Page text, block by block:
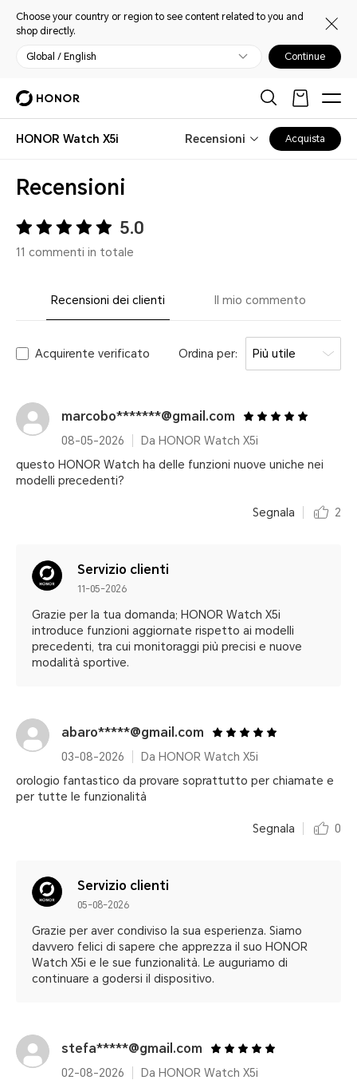
Choose your country or region to see content related to you and
shop directly.
Global / English Continue
HONOR Watch X5i Recensioni Acquista
Recensioni
5.0
11 commenti in totale
Recensioni dei clienti Il mio commento
Acquirente verificato Ordina per: Più utile
marcobo*******@gmail.com
08-05-2026
Da HONOR Watch X5i
questo HONOR Watch ha delle funzioni nuove uniche nei
modelli precedenti?
Segnala 2
Servizio clienti
11-05-2026
Grazie per la tua domanda; HONOR Watch X5i
introduce funzioni aggiornate rispetto ai modelli
precedenti, tra cui monitoraggi più precisi e nuove
modalità sportive.
abaro*****@gmail.com
03-08-2026
Da HONOR Watch X5i
orologio fantastico da provare soprattutto per chiamate e
per tutte le funzionalità
Segnala 0
Servizio clienti
05-08-2026
Grazie per aver condiviso la sua esperienza. Siamo
davvero felici di sapere che apprezza il suo HONOR
Watch X5i e le sue funzionalità. Le auguriamo di
continuare a godersi il dispositivo.
stefa*****@gmail.com
02-08-2026
Da HONOR Watch X5i